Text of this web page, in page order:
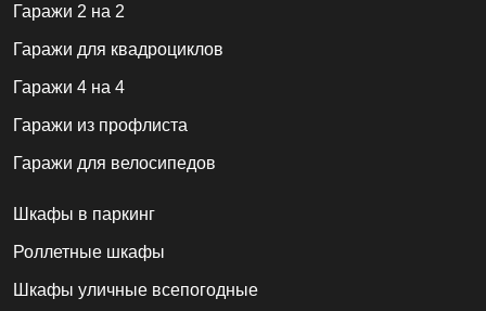
Гаражи 2 на 2
Гаражи для квадроциклов
Гаражи 4 на 4
Гаражи из профлиста
Гаражи для велосипедов
Шкафы в паркинг
Роллетные шкафы
Шкафы уличные всепогодные